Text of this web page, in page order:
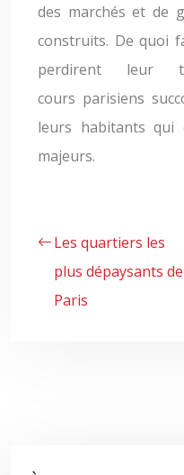
des marchés et de
construits. De quoi
perdirent leur
cours parisiens
leurs habitants qui
majeurs.
Les quartiers les
plus dépaysants de
Paris